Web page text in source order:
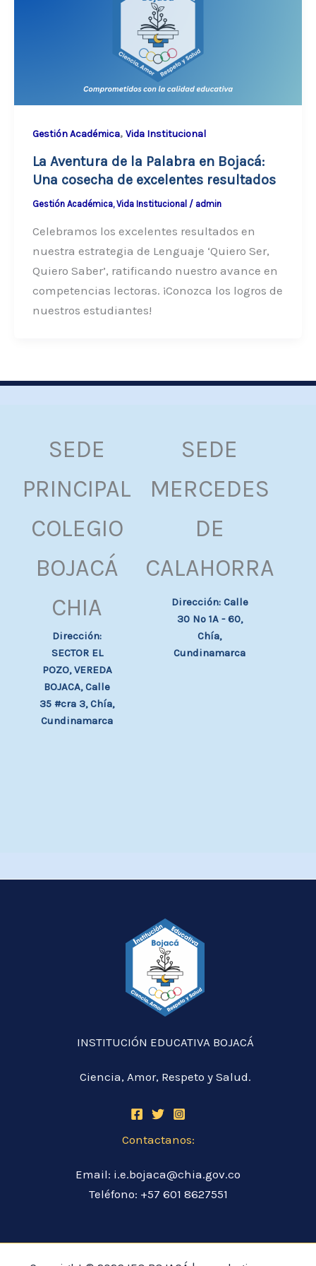
Gestión Académica, Vida Institucional
La Aventura de la Palabra en Bojacá:
Una cosecha de excelentes resultados
Gestión Académica, Vida Institucional / admin
Celebramos los excelentes resultados en
nuestra estrategia de Lenguaje ‘Quiero Ser,
Quiero Saber’, ratificando nuestro avance en
competencias lectoras. ¡Conozca los logros de
nuestros estudiantes!
SEDE
PRINCIPAL
COLEGIO
BOJACÁ
CHIA
Dirección:
SECTOR EL
POZO, VEREDA
BOJACA, Calle
35 #cra 3, Chía,
Cundinamarca
SEDE
MERCEDES
DE
CALAHORRA
Dirección: Calle
30 Nº 1A - 60,
Chía,
Cundinamarca
INSTITUCIÓN EDUCATIVA BOJACÁ
Ciencia, Amor, Respeto y Salud.
Contactanos:
Email: i.e.bojaca@chia.gov.co
Teléfono: +57 601 8627551